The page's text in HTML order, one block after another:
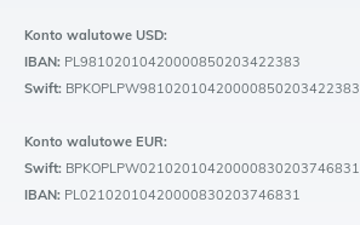
Konto walutowe USD:
IBAN: PL98102010420000850203422383
Swift: BPKOPLPW98102010420000850203422383
Konto walutowe EUR:
Swift: BPKOPLPW02102010420000830203746831
IBAN: PL02102010420000830203746831